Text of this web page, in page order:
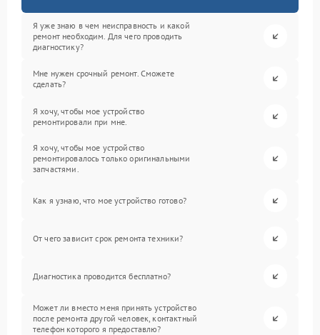
Я уже знаю в чем неисправность и какой
ремонт необходим. Для чего проводить
диагностику?
Мне нужен срочный ремонт. Сможете
сделать?
Я хочу, чтобы мое устройство
ремонтировали при мне.
Я хочу, чтобы мое устройство
ремонтировалось только оригинальными
запчастями.
Как я узнаю, что мое устройство готово?
От чего зависит срок ремонта техники?
Диагностика проводится бесплатно?
Может ли вместо меня принять устройство
после ремонта другой человек, контактный
телефон которого я предоставлю?